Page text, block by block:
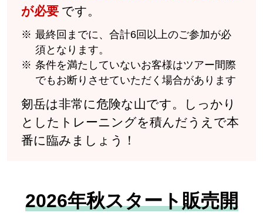
が必要 です。
最終回までに、合計6回以上のご参加が必
須となります。
条件を満たしていないお客様はツアー間際
でもお断りさせていただく場合があります
剱岳は非常に危険な山です。しっかり
としたトレーニングを積んだうえで本
番に臨みましょう！
2026年秋スタート販売開